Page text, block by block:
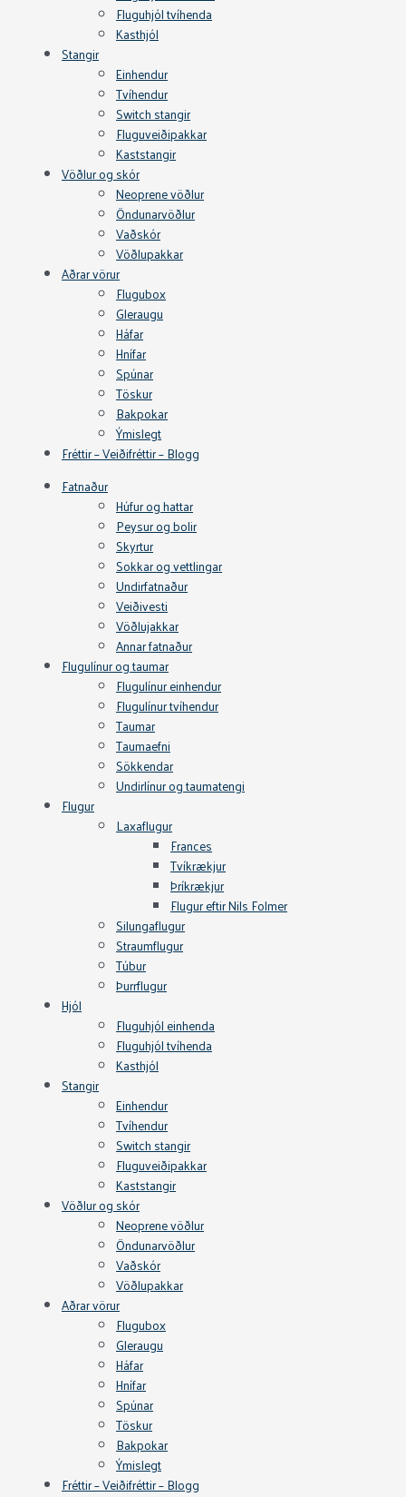
Fluguhjól tvíhenda
Kasthjól
Stangir
Einhendur
Tvíhendur
Switch stangir
Fluguveiðipakkar
Kaststangir
Vöðlur og skór
Neoprene vöðlur
Öndunarvöðlur
Vaðskór
Vöðlupakkar
Aðrar vörur
Flugubox
Gleraugu
Háfar
Hnífar
Spúnar
Töskur
Bakpokar
Ýmislegt
Fréttir – Veiðifréttir – Blogg
Fatnaður
Húfur og hattar
Peysur og bolir
Skyrtur
Sokkar og vettlingar
Undirfatnaður
Veiðivesti
Vöðlujakkar
Annar fatnaður
Flugulínur og taumar
Flugulínur einhendur
Flugulínur tvíhendur
Taumar
Taumaefni
Sökkendar
Undirlínur og taumatengi
Flugur
Laxaflugur
Frances
Tvíkrækjur
Þríkrækjur
Flugur eftir Nils Folmer
Silungaflugur
Straumflugur
Túbur
Þurrflugur
Hjól
Fluguhjól einhenda
Fluguhjól tvíhenda
Kasthjól
Stangir
Einhendur
Tvíhendur
Switch stangir
Fluguveiðipakkar
Kaststangir
Vöðlur og skór
Neoprene vöðlur
Öndunarvöðlur
Vaðskór
Vöðlupakkar
Aðrar vörur
Flugubox
Gleraugu
Háfar
Hnífar
Spúnar
Töskur
Bakpokar
Ýmislegt
Fréttir – Veiðifréttir – Blogg